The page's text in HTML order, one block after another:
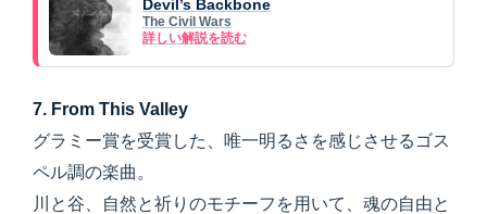
Devil’s Backbone
The Civil Wars
詳しい解説を読む
7. From This Valley
グラミー賞を受賞した、唯一明るさを感じさせるゴス
ペル調の楽曲。
川と谷、自然と祈りのモチーフを用いて、魂の自由と